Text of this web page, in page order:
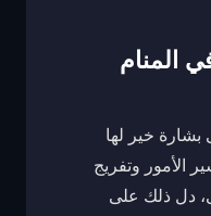
المنام
خير لها
الأمور وتفريج
دل ذلك على